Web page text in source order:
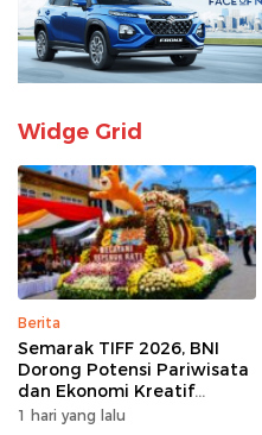
Widge Grid
Berita
Semarak TIFF 2026, BNI
Dorong Potensi Pariwisata
dan Ekonomi Kreatif
Tomohon
1 hari yang lalu